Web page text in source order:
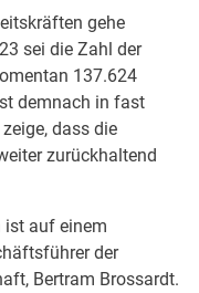
gehe
sei die Zahl der
137.624
demnach in fast
dass die
zurückhaltend
ist auf einem
der
Bertram Brossardt.